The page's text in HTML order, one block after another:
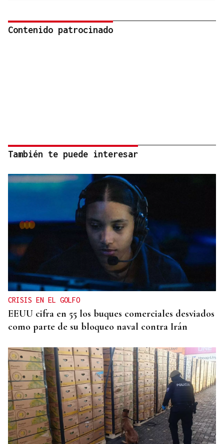
Contenido patrocinado
También te puede interesar
CRISIS EN EL GOLFO
EEUU cifra en 55 los buques comerciales desviados
como parte de su bloqueo naval contra Irán